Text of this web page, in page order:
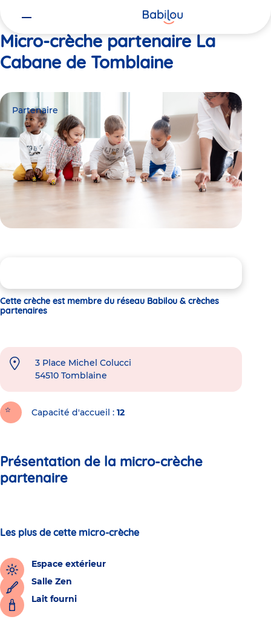
Micro-crèche partenaire La
Cabane de Tomblaine
Partenaire
Cette crèche est membre du réseau Babilou & crèches
partenaires
3 Place Michel Colucci
54510 Tomblaine
Capacité d'accueil 12
Présentation de la micro-crèche
partenaire
Les plus de cette micro-crèche
Espace extérieur
Salle Zen
Lait fourni